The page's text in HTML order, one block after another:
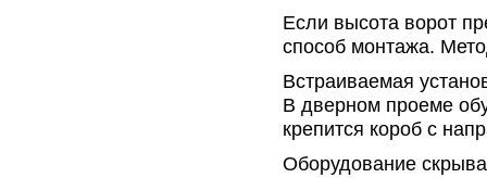
Если высота ворот
способ монтажа.
Встраиваемая
В дверном проеме
крепится короб с
Оборудование